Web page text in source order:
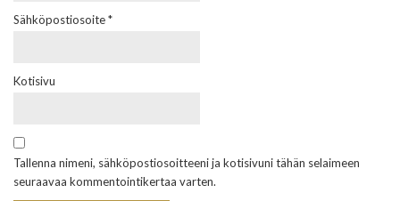
Sähköpostiosoite*
Kotisivu
Tallenna nimeni, sähköpostiosoitteeni ja kotisivuni tähän selaimeen
seuraavaa kommentointikertaa varten.